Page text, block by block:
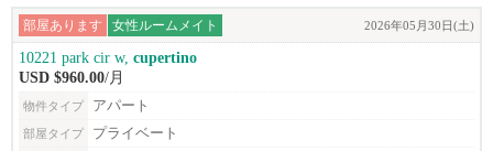
部屋あります 女性ルームメイト 2026年05月30日(土)
10221 park cir w, cupertino
USD $960.00/月
物件タイプ アパート
部屋タイプ プライベート